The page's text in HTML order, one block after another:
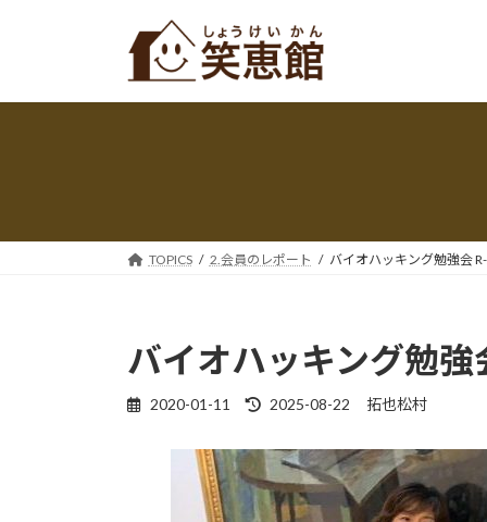
プ
動
TOPICS 2.会員のレポート バイオハッキング勉強会
バイオハッキング勉強
2020-01-11
最
更
新
日
時
2025-08-22 拓也松村